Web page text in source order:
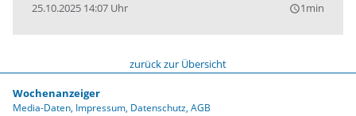
25.10.2025 14:07 Uhr query_builder1min
zurück zur Übersicht
Wochenanzeiger
Media-Daten Impressum Datenschutz AGB